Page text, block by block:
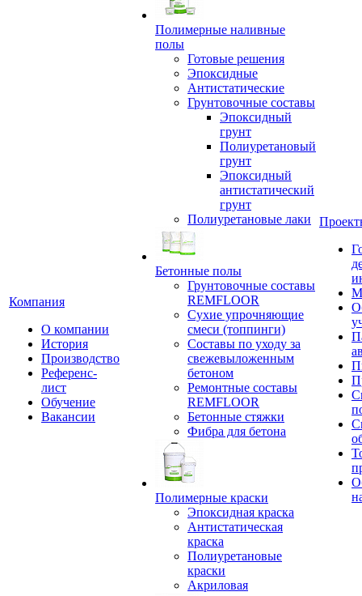
Компания
О компании
История
Производство
Референс-
лист
Обучение
Вакансии
Полимерные наливные
полы
Готовые решения
Эпоксидные
Антистатические
Грунтовочные составы
Эпоксидный
грунт
Полиуретановый
грунт
Эпоксидный
антистатический
грунт
Полиуретановые лаки
Бетонные полы
Грунтовочные составы
REMFLOOR
Сухие упрочняющие
смеси (топпинги)
Составы по уходу за
свежевыложенным
бетоном
Ремонтные составы
REMFLOOR
Бетонные стяжки
Фибра для бетона
Полимерные краски
Эпоксидная краска
Антистатическая
краска
Полиуретановые
краски
Акриловая